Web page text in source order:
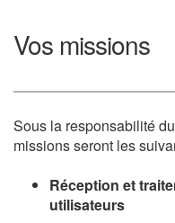
Vos missions
Sous la responsabilité
missions seront les
Réception et
utilisateurs